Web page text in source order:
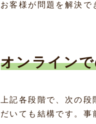
お客様が問題を解決で
オンライン
上記各段階で、次の
だいても結構です。事